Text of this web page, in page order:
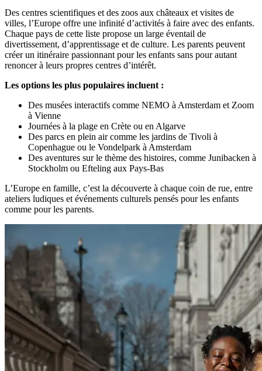
Des centres scientifiques et des zoos aux châteaux et visites de
villes, l’Europe offre une infinité d’activités à faire avec des enfants.
Chaque pays de cette liste propose un large éventail de
divertissement, d’apprentissage et de culture. Les parents peuvent
créer un itinéraire passionnant pour les enfants sans pour autant
renoncer à leurs propres centres d’intérêt.
Les options les plus populaires incluent :
Des musées interactifs comme NEMO à Amsterdam et Zoom
à Vienne
Journées à la plage en Crète ou en Algarve
Des parcs en plein air comme les jardins de Tivoli à
Copenhague ou le Vondelpark à Amsterdam
Des aventures sur le thème des histoires, comme Junibacken à
Stockholm ou Efteling aux Pays-Bas
L’Europe en famille, c’est la découverte à chaque coin de rue, entre
ateliers ludiques et événements culturels pensés pour les enfants
comme pour les parents.